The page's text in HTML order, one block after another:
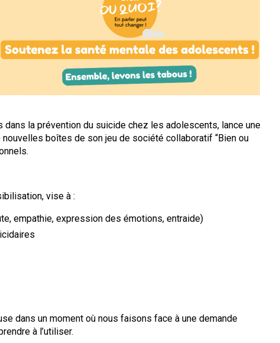
la prévention du suicide chez les adolescents, lance une
boîtes de son jeu de société collaboratif “Bien ou
vise à :
empathie, expression des émotions, entraide)
dans un moment où nous faisons face à une demande
à l’utiliser.